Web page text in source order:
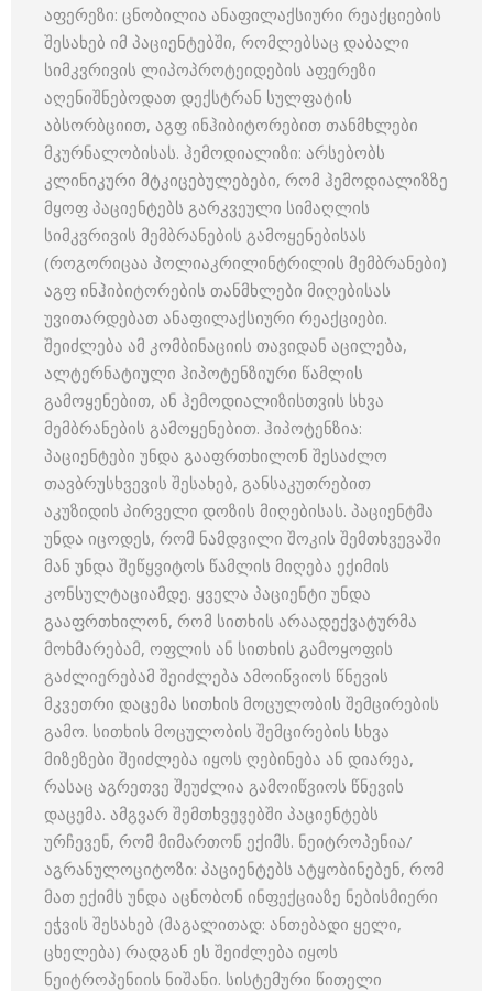
აფერეზი: ცნობილია ანაფილაქსიური რეაქციების
შესახებ იმ პაციენტებში, რომლებსაც დაბალი
სიმკვრივის ლიპოპროტეიდების აფერეზი
აღენიშნებოდათ დექსტრან სულფატის
აბსორბციით, აგფ ინჰიბიტორებით თანმხლები
მკურნალობისას. ჰემოდიალიზი: არსებობს
კლინიკური მტკიცებულებები, რომ ჰემოდიალიზზე
მყოფ პაციენტებს გარკვეული სიმაღლის
სიმკვრივის მემბრანების გამოყენებისას
(როგორიცაა პოლიაკრილინტრილის მემბრანები)
აგფ ინჰიბიტორების თანმხლები მიღებისას
უვითარდებათ ანაფილაქსიური რეაქციები.
შეიძლება ამ კომბინაციის თავიდან აცილება,
ალტერნატიული ჰიპოტენზიური წამლის
გამოყენებით, ან ჰემოდიალიზისთვის სხვა
მემბრანების გამოყენებით. ჰიპოტენზია:
პაციენტები უნდა გააფრთხილონ შესაძლო
თავბრუსხვევის შესახებ, განსაკუთრებით
აკუზიდის პირველი დოზის მიღებისას. პაციენტმა
უნდა იცოდეს, რომ ნამდვილი შოკის შემთხვევაში
მან უნდა შეწყვიტოს წამლის მიღება ექიმის
კონსულტაციამდე. ყველა პაციენტი უნდა
გააფრთხილონ, რომ სითხის არაადექვატურმა
მოხმარებამ, ოფლის ან სითხის გამოყოფის
გაძლიერებამ შეიძლება ამოიწვიოს წნევის
მკვეთრი დაცემა სითხის მოცულობის შემცირების
გამო. სითხის მოცულობის შემცირების სხვა
მიზეზები შეიძლება იყოს ღებინება ან დიარეა,
რასაც აგრეთვე შეუძლია გამოიწვიოს წნევის
დაცემა. ამგვარ შემთხვევებში პაციენტებს
ურჩევენ, რომ მიმართონ ექიმს. ნეიტროპენია/
აგრანულოციტოზი: პაციენტებს ატყობინებენ, რომ
მათ ექიმს უნდა აცნობონ ინფექციაზე ნებისმიერი
ეჭვის შესახებ (მაგალითად: ანთებადი ყელი,
ცხელება) რადგან ეს შეიძლება იყოს
ნეიტროპენიის ნიშანი. სისტემური წითელი